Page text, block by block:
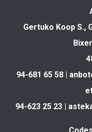
Gertuko Koop S.,
94-681 65 58 |
94-623 25 23 |